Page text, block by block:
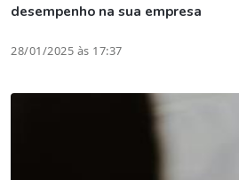
desempenho na sua empresa
28/01/2025 às 17:37